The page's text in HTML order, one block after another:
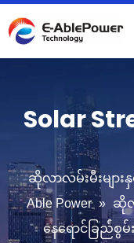
Solar
ဆိုလာလမ်းမီးများ
Able Power » ဆိုလ
နေရောင်ခြည်စွ